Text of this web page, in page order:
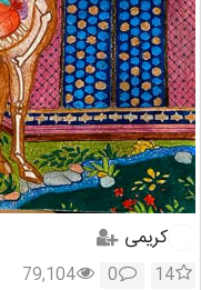
کریمی
14
0
79,104